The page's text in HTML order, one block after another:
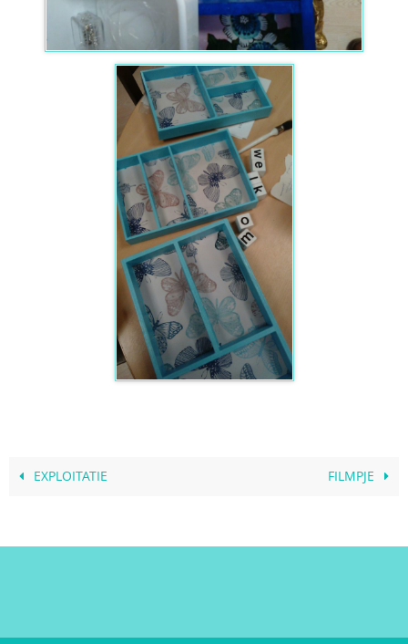
EXPLOITATIE FILMPJE